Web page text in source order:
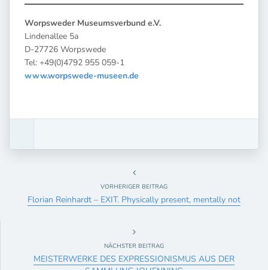
Worpsweder Museumsverbund e.V.
Lindenallee 5a
D-27726 Worpswede
Tel: +49(0)4792 955 059-1
www.worpswede-museen.de
VORHERIGER BEITRAG
Florian Reinhardt – EXIT. Physically present, mentally not
NÄCHSTER BEITRAG
MEISTERWERKE DES EXPRESSIONISMUS AUS DER